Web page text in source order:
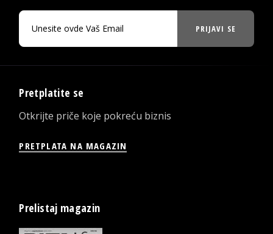
PRIJAVI SE
Pretplatite se
Otkrijte priče koje pokreću biznis
PRETPLATA NA MAGAZIN
Prelistaj magazin